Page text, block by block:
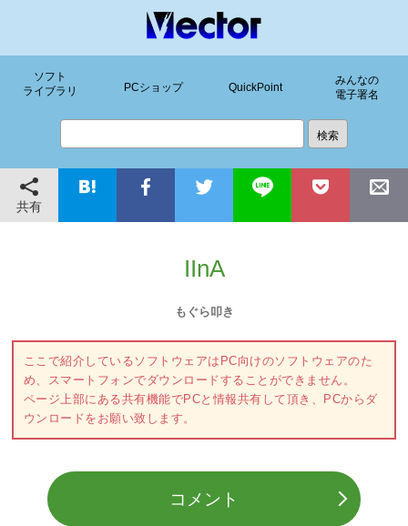
ソフト
ライブラリ
PCショップ QuickPoint
みんなの
電子署名
共有
IInA
もぐら叩き
ここで紹介しているソフトウェアはPC向けのソフトウェアのた
め、スマートフォンでダウンロードすることができません。
ページ上部にある共有機能でPCと情報共有して頂き、PCからダ
ウンロードをお願い致します。
コメント